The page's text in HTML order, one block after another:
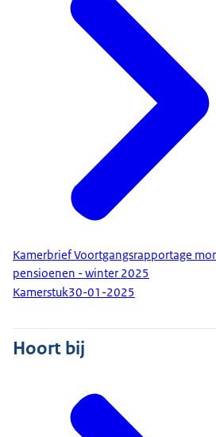
Kamerbrief Voortgangsrapportage
pensioenen - winter 2025
Kamerstuk30-01-2025
Hoort bij